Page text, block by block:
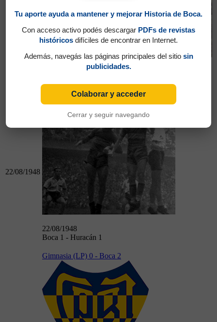
15/08/1948
22/08/1948
Boca 1 - Huracán 1
22/08/1948
Boca 1 - Huracán 1
Gimnasia (LP) 0 - Boca 2
Tu aporte ayuda a mantener y mejorar Historia de Boca.
Con acceso activo podés descargar PDFs de revistas
históricos difíciles de encontrar en Internet.
Además, navegás las páginas principales del sitio sin
publicidades.
Colaborar y acceder
Cerrar y seguir navegando